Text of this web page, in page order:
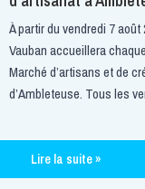
À partir du vendredi 7
Vauban accueillera
Marché d’artisans et de
d’Ambleteuse. Tous les
Lire la suite »